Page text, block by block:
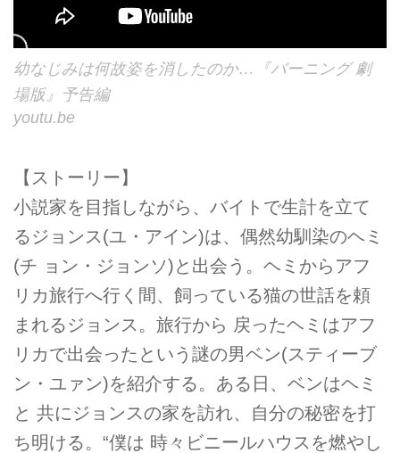
幼なじみは何故姿を消したのか…『バーニング 劇
場版』予告編
youtu.be
【ストーリー】
小説家を目指しながら、バイトで生計を立て
るジョンス(ユ・アイン)は、偶然幼馴染のヘミ
(チ ョン・ジョンソ)と出会う。ヘミからアフ
リカ旅行へ行く間、飼っている猫の世話を頼
まれるジョンス。旅行から 戻ったヘミはアフ
リカで出会ったという謎の男ベン(スティーブ
ン・ユァン)を紹介する。ある日、ベンはヘミ
と 共にジョンスの家を訪れ、自分の秘密を打
ち明ける。“僕は 時々ビニールハウスを燃やし